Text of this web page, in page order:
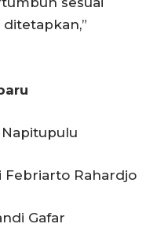
Febriarto Rahardjo
Gafar